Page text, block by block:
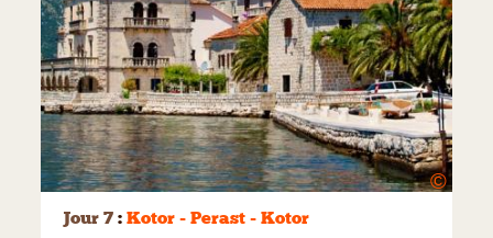
©
Jour 7 : Kotor - Perast - Kotor